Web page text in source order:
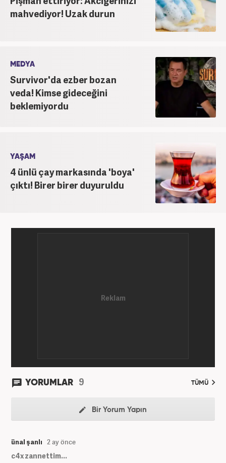
mahvediyor! Uzak durun
MEDYA
Survivor'da ezber bozan
veda! Kimse gideceğini
beklemiyordu
YAŞAM
4 ünlü çay markasında 'boya'
çıktı! Birer birer duyuruldu
YORUMLAR 9 TÜMÜ
Bir Yorum Yapın
ünal şanlı 2 ay önce
c4x zannettim...